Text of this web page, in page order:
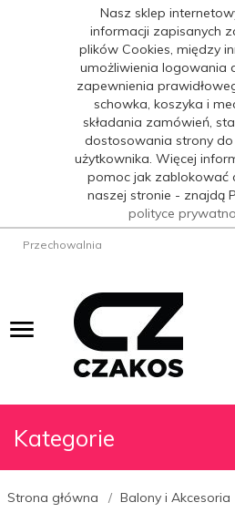
Nasz sklep
informacji zapisanych
plików Cookies, między
umożliwienia logowania
zapewnienia
schowka, koszyka i
składania zamówień,
dostosowania strony do
użytkownika. Więcej
pomoc jak zablokować
naszej stronie - znajdą
polityce
Przechowalnia
Kategorie
Strona główna Balony i Akcesoria